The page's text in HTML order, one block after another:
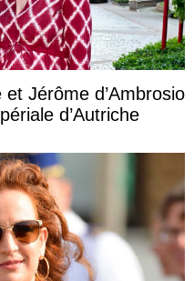
et Jérôme d’Ambrosio
d’Autriche